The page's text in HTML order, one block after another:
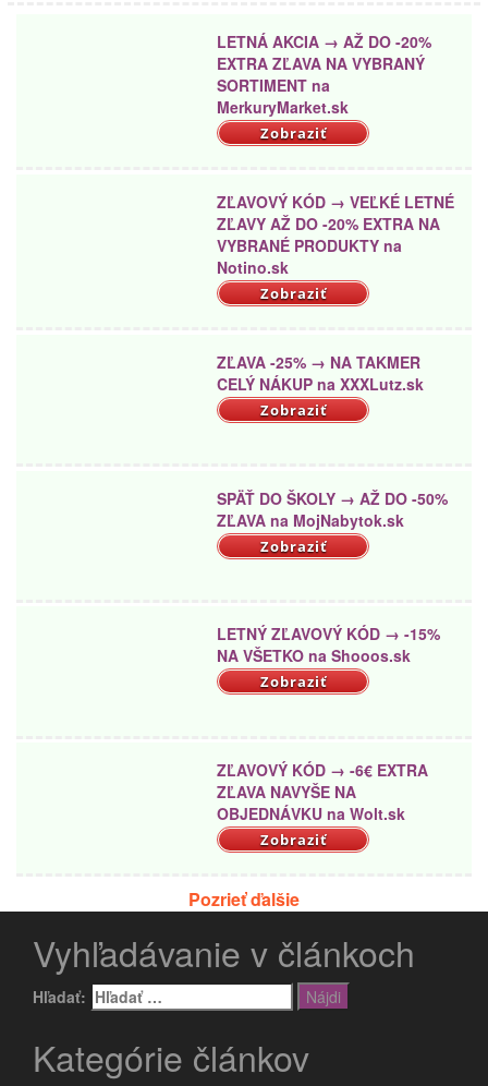
LETNÁ AKCIA → AŽ DO -20%
EXTRA ZĽAVA NA VYBRANÝ
SORTIMENT na
MerkuryMarket.sk
Zobraziť
ZĽAVOVÝ KÓD → VEĽKÉ LETNÉ
ZĽAVY AŽ DO -20% EXTRA NA
VYBRANÉ PRODUKTY na
Notino.sk
Zobraziť
ZĽAVA -25% → NA TAKMER
CELÝ NÁKUP na XXXLutz.sk
Zobraziť
SPÄŤ DO ŠKOLY → AŽ DO -50%
ZĽAVA na MojNabytok.sk
Zobraziť
LETNÝ ZĽAVOVÝ KÓD → -15%
NA VŠETKO na Shooos.sk
Zobraziť
ZĽAVOVÝ KÓD → -6€ EXTRA
ZĽAVA NAVYŠE NA
OBJEDNÁVKU na Wolt.sk
Zobraziť
Pozrieť ďalšie
Vyhľadávanie v článkoch
Hľadať:
Kategórie článkov